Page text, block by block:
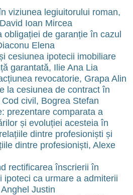
viziunea legiuitorului roman,
Ioan Mircea
de garanție în cazul
Elena
cesiunea ipotecii imobiliare
garantată, Ilie Ana Lia
revocatorie, Grapa Alin
la cesiunea de contract în
civil, Bogrea Stefan
prezentare comparata a
și evoluției acesteia în
dintre profesioniști și
dintre profesioniști, Alexe
rectificarea înscrierii în
ipoteci ca urmare a admiterii
Justin